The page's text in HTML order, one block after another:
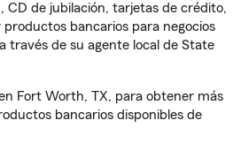
CD de jubilación, tarjetas de crédito,
bancarios para negocios
través de su agente local de State
Fort Worth, TX, para obtener más
bancarios disponibles de